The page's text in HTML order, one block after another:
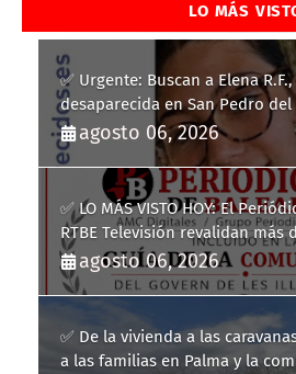
LO MÁS
✅ Urgente: Buscan a Elena
desaparecida en San Pedro
agosto 06, 2026
✅ LO MÁS VISTO HOY: El
RTBE Televisión revalidan más
la Guía de la Comunicación del
Balears
agosto 06, 2026
✅ De la vivienda a las
a las familias en Palma y la